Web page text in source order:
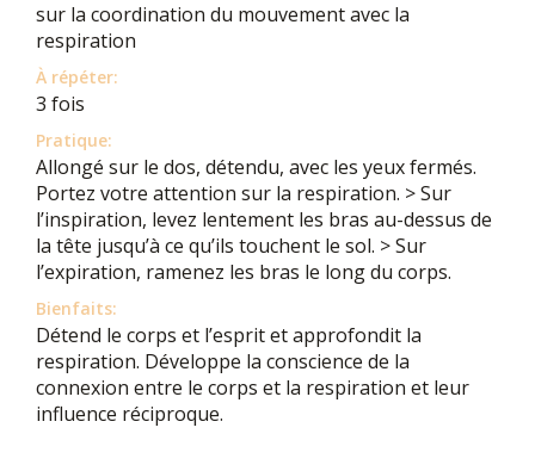
sur la coordination du mouvement avec la
respiration
À répéter:
3 fois
Pratique:
Allongé sur le dos, détendu, avec les yeux fermés.
Portez votre attention sur la respiration. > Sur
l’inspiration, levez lentement les bras au-dessus de
la tête jusqu’à ce qu’ils touchent le sol. > Sur
l’expiration, ramenez les bras le long du corps.
Bienfaits:
Détend le corps et l’esprit et approfondit la
respiration. Développe la conscience de la
connexion entre le corps et la respiration et leur
influence réciproque.